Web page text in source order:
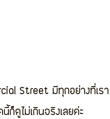
ก็ดูไม่เกินจริงเลยค่ะ